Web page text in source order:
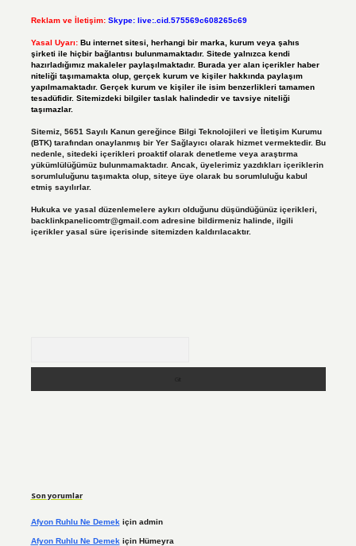
Reklam ve İletişim: Skype: live:.cid.575569c608265c69
Yasal Uyarı: Bu internet sitesi, herhangi bir marka, kurum veya şahıs
şirketi ile hiçbir bağlantısı bulunmamaktadır. Sitede yalnızca kendi
hazırladığımız makaleler paylaşılmaktadır. Burada yer alan içerikler haber
niteliği taşımamakta olup, gerçek kurum ve kişiler hakkında paylaşım
yapılmamaktadır. Gerçek kurum ve kişiler ile isim benzerlikleri tamamen
tesadüfidir. Sitemizdeki bilgiler taslak halindedir ve tavsiye niteliği
taşımazlar.
Sitemiz, 5651 Sayılı Kanun gereğince Bilgi Teknolojileri ve İletişim Kurumu
(BTK) tarafından onaylanmış bir Yer Sağlayıcı olarak hizmet vermektedir. Bu
nedenle, sitedeki içerikleri proaktif olarak denetleme veya araştırma
yükümlülüğümüz bulunmamaktadır. Ancak, üyelerimiz yazdıkları içeriklerin
sorumluluğunu taşımakta olup, siteye üye olarak bu sorumluluğu kabul
etmiş sayılırlar.
Hukuka ve yasal düzenlemelere aykırı olduğunu düşündüğünüz içerikleri,
backlinkpanelicomtr@gmail.comadresine bildirmeniz halinde, ilgili
içerikler yasal süre içerisinde sitemizden kaldırılacaktır.
Son yorumlar
Afyon Ruhlu Ne Demek için admin
Afyon Ruhlu Ne Demek için Hümeyra